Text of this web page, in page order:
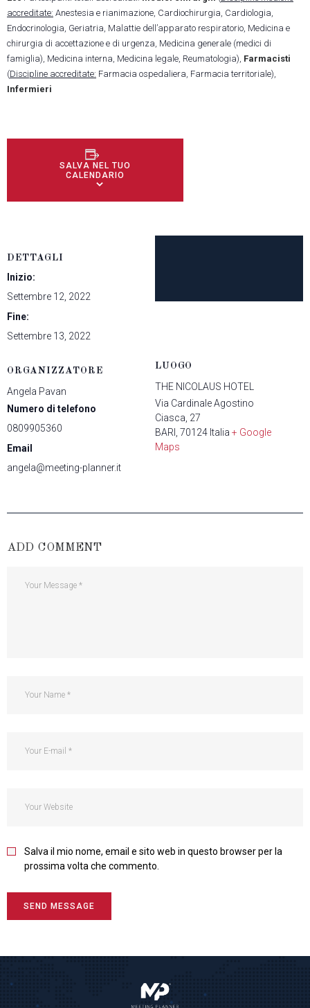
accreditate: Anestesia e rianimazione, Cardiochirurgia, Cardiologia,
Endocrinologia, Geriatria, Malattie dell’apparato respiratorio, Medicina e
chirurgia di accettazione e di urgenza, Medicina generale (medici di
famiglia), Medicina interna, Medicina legale, Reumatologia), Farmacisti
(Discipline accreditate: Farmacia ospedaliera, Farmacia territoriale),
Infermieri
SALVA NEL TUO
CALENDARIO
DETTAGLI
Inizio:
Settembre 12, 2022
Fine:
Settembre 13, 2022
ORGANIZZATORE
Angela Pavan
Numero di telefono
0809905360
Email
angela@meeting-planner.it
LUOGO
THE NICOLAUS HOTEL
Via Cardinale Agostino
Ciasca, 27
BARI
70124 Italia + Google
Maps
ADD COMMENT
Salva il mio nome, email e sito web in questo browser per la
prossima volta che commento.